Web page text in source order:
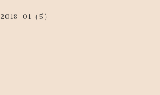
2018-01（5）